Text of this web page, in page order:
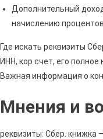
Дополнительный
начислению
Где искать реквизиты
ИНН, кор счет, его
Важная информация о
Мнения и
реквизиты: Сбер.